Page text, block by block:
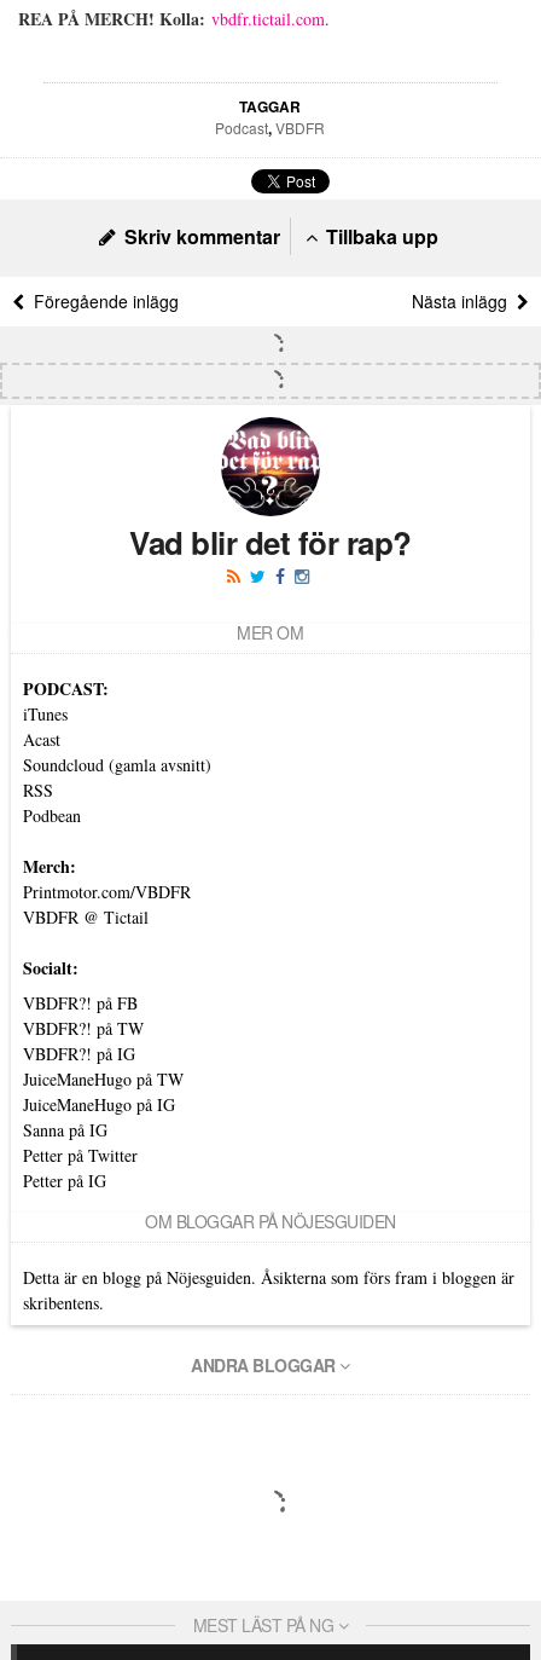
REA PÅ MERCH! Kolla: vbdfr.tictail.com.
TAGGAR
Podcast,VBDFR
Skriv kommentar Tillbaka upp
Föregående inlägg Nästa inlägg
Vad blir det för rap?
MER OM
PODCAST:
iTunes
Acast
Soundcloud (gamla avsnitt)
RSS
Podbean
Merch:
Printmotor.com/VBDFR
VBDFR @ Tictail
Socialt:
VBDFR?! på FB
VBDFR?! på TW
VBDFR?! på IG
JuiceManeHugo på TW
JuiceManeHugo på IG
Sanna på IG
Petter på Twitter
Petter på IG
OM BLOGGAR PÅ NÖJESGUIDEN
Detta är en blogg på Nöjesguiden. Åsikterna som förs fram i bloggen är
skribentens.
ANDRA BLOGGAR
MEST LÄST PÅ NG